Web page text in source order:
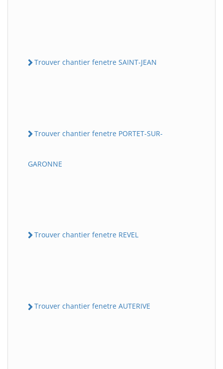
Trouver chantier fenetre SAINT-JEAN
Trouver chantier fenetre PORTET-SUR-
GARONNE
Trouver chantier fenetre REVEL
Trouver chantier fenetre AUTERIVE